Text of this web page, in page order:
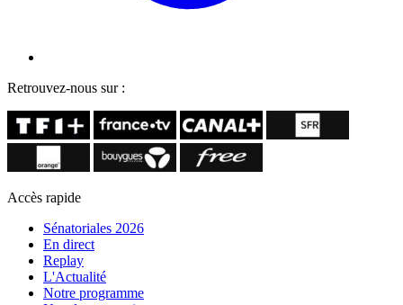
Retrouvez-nous sur :
Accès rapide
Sénatoriales 2026
En direct
Replay
L'Actualité
Notre programme